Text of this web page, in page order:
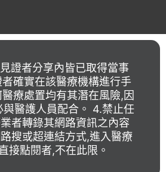
見證者分享內皆已取得當事
確實在該醫療機構進行手
療處置均有其潛在風險,因
與醫護人員配合。 4.禁止任
者轉錄其網路資訊之內容
搜或超連結方式,進入醫療
接點閱者,不在此限。